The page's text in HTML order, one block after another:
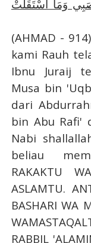
وَمَا اسْتَقَلَّتْ
(AHMAD -
kami Rauh
Ibnu Juraij
Musa bin
dari
bin Abu Rafi'
Nabi
beliau
RAKAKTU
ASLAMTU.
BASHARI WA
RABBIL